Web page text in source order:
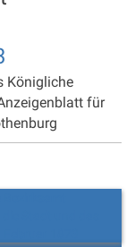
Königliche
für